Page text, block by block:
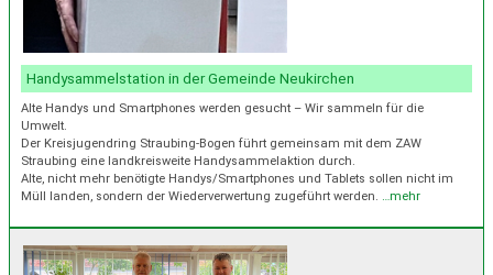
Handysammelstation in der Gemeinde Neukirchen
Alte Handys und Smartphones werden gesucht – Wir sammeln für die
Umwelt.
Der Kreisjugendring Straubing-Bogen führt gemeinsam mit dem ZAW
Straubing eine landkreisweite Handysammelaktion durch.
Alte, nicht mehr benötigte Handys/Smartphones und Tablets sollen nicht im
Müll landen, sondern der Wiederverwertung zugeführt werden. …mehr